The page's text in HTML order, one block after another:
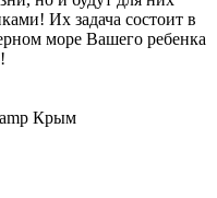
Их задача состоит в
море Вашего ребенка